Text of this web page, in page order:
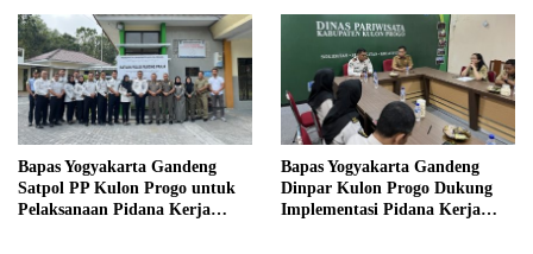
Bapas Yogyakarta Gandeng
Satpol PP Kulon Progo untuk
Pelaksanaan Pidana Kerja
Bapas Yogyakarta Gandeng
Dinpar Kulon Progo Dukung
Implementasi Pidana Kerja